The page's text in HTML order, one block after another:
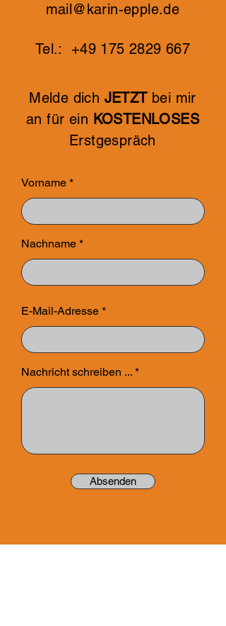
mail@karin-epple.de
Tel.: +49 175 2829 667
Melde dich JETZTbei mir
an für ein KOSTENLOSES
Erstgespräch
Vorname
Nachname
E-Mail-Adresse
Nachricht schreiben ...
Absenden